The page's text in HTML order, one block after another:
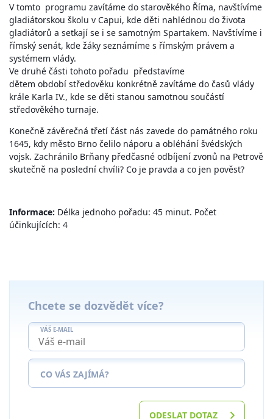
V tomto programu zavítáme do starověkého Říma, navštívíme
gladiátorskou školu v Capui, kde děti nahlédnou do života
gladiátorů a setkají se i se samotným Spartakem. Navštívíme i
římský senát, kde žáky seznámíme s římským právem a
systémem vlády.
Ve druhé části tohoto pořadu představíme
dětem období středověku konkrétně zavítáme do časů vlády
krále Karla IV., kde se děti stanou samotnou součástí
středověkého turnaje.
Konečně závěrečná třetí část nás zavede do památného roku
1645, kdy město Brno čelilo náporu a obléhání švédských
vojsk. Zachránilo Brňany předčasné odbíjení zvonů na Petrově
skutečně na poslední chvíli? Co je pravda a co jen pověst?
Informace: Délka jednoho pořadu: 45 minut. Počet
účinkujících: 4
Chcete se dozvědět více?
VÁŠ E-MAIL
CO VÁS ZAJÍMÁ?
ODESLAT DOTAZ